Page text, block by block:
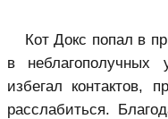
Кот Докс попал в
в
избегал контактов,
расслабиться.